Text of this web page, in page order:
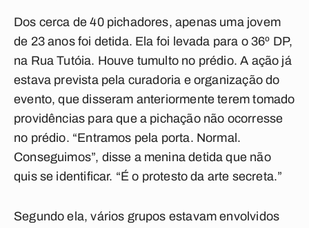
Dos cerca de 40 pichadores, apenas uma jovem
de 23 anos foi detida. Ela foi levada para o 36º DP,
na Rua Tutóia. Houve tumulto no prédio. A ação já
estava prevista pela curadoria e organização do
evento, que disseram anteriormente terem tomado
providências para que a pichação não ocorresse
no prédio. “Entramos pela porta. Normal.
Conseguimos”, disse a menina detida que não
quis se identificar. “É o protesto da arte secreta.”
Segundo ela, vários grupos estavam envolvidos